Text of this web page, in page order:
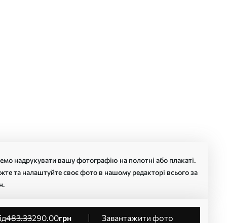
надрукувати вашу фотографію на полотні або плакаті.
та налаштуйте своє фото в нашому редакторі всього за
від483.33290.00грн
Завантажити фото